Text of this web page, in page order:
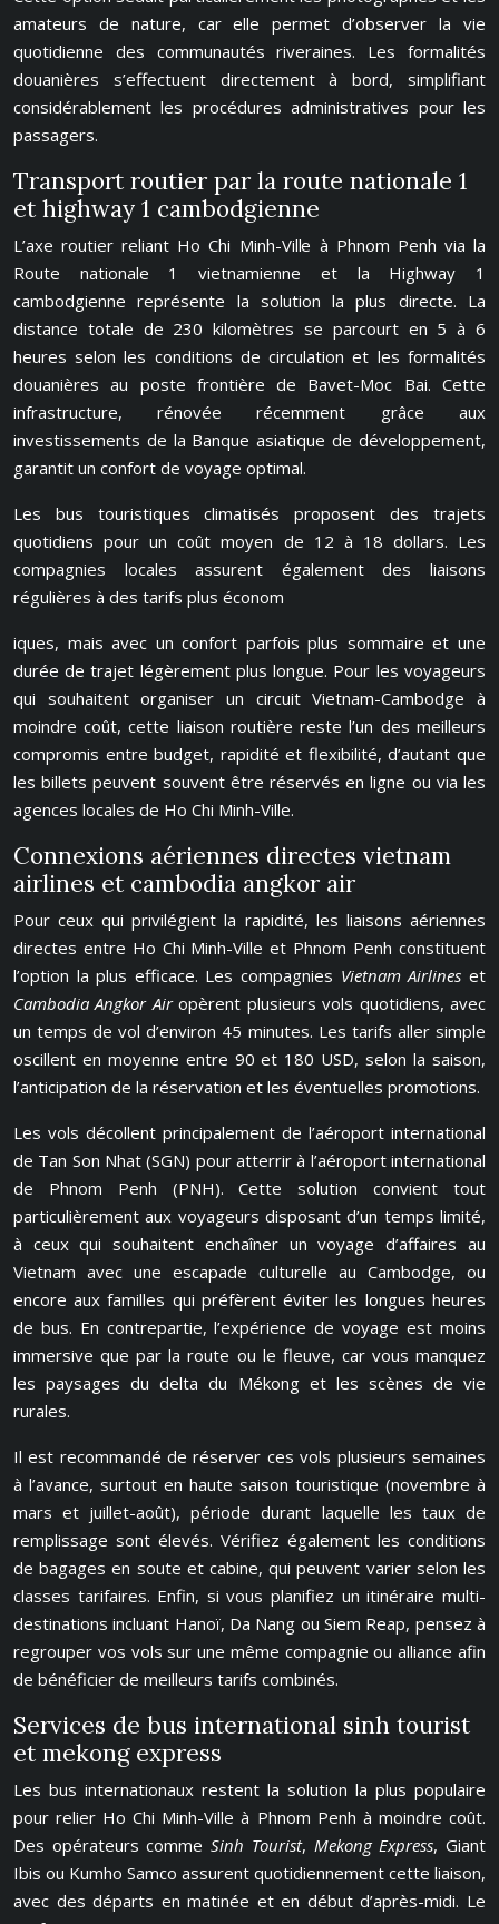
amateurs de nature, car elle permet d’observer la vie
quotidienne des communautés riveraines. Les formalités
douanières s’effectuent directement à bord, simplifiant
considérablement les procédures administratives pour les
passagers.
Transport routier par la route nationale 1
et highway 1 cambodgienne
L’axe routier reliant Ho Chi Minh-Ville à Phnom Penh via la
Route nationale 1 vietnamienne et la Highway 1
cambodgienne représente la solution la plus directe. La
distance totale de 230 kilomètres se parcourt en 5 à 6
heures selon les conditions de circulation et les formalités
douanières au poste frontière de Bavet-Moc Bai. Cette
infrastructure, rénovée récemment grâce aux
investissements de la Banque asiatique de développement,
garantit un confort de voyage optimal.
Les bus touristiques climatisés proposent des trajets
quotidiens pour un coût moyen de 12 à 18 dollars. Les
compagnies locales assurent également des liaisons
régulières à des tarifs plus économ
iques, mais avec un confort parfois plus sommaire et une
durée de trajet légèrement plus longue. Pour les voyageurs
qui souhaitent organiser un circuit Vietnam-Cambodge à
moindre coût, cette liaison routière reste l’un des meilleurs
compromis entre budget, rapidité et flexibilité, d’autant que
les billets peuvent souvent être réservés en ligne ou via les
agences locales de Ho Chi Minh-Ville.
Connexions aériennes directes vietnam
airlines et cambodia angkor air
Pour ceux qui privilégient la rapidité, les liaisons aériennes
directes entre Ho Chi Minh-Ville et Phnom Penh constituent
l’option la plus efficace. Les compagnies Vietnam Airlines et
Cambodia Angkor Airopèrent plusieurs vols quotidiens, avec
un temps de vol d’environ 45 minutes. Les tarifs aller simple
oscillent en moyenne entre 90 et 180 USD, selon la saison,
l’anticipation de la réservation et les éventuelles promotions.
Les vols décollent principalement de l’aéroport international
de Tan Son Nhat (SGN) pour atterrir à l’aéroport international
de Phnom Penh (PNH). Cette solution convient tout
particulièrement aux voyageurs disposant d’un temps limité,
à ceux qui souhaitent enchaîner un voyage d’affaires au
Vietnam avec une escapade culturelle au Cambodge, ou
encore aux familles qui préfèrent éviter les longues heures
de bus. En contrepartie, l’expérience de voyage est moins
immersive que par la route ou le fleuve, car vous manquez
les paysages du delta du Mékong et les scènes de vie
rurales.
Il est recommandé de réserver ces vols plusieurs semaines
à l’avance, surtout en haute saison touristique (novembre à
mars et juillet-août), période durant laquelle les taux de
remplissage sont élevés. Vérifiez également les conditions
de bagages en soute et cabine, qui peuvent varier selon les
classes tarifaires. Enfin, si vous planifiez un itinéraire multi-
destinations incluant Hanoï, Da Nang ou Siem Reap, pensez à
regrouper vos vols sur une même compagnie ou alliance afin
de bénéficier de meilleurs tarifs combinés.
Services de bus international sinh tourist
et mekong express
Les bus internationaux restent la solution la plus populaire
pour relier Ho Chi Minh-Ville à Phnom Penh à moindre coût.
Des opérateurs commeSinh Tourist, Mekong Express, Giant
Ibis ou Kumho Samco assurent quotidiennement cette liaison,
avec des départs en matinée et en début d’après-midi. Le